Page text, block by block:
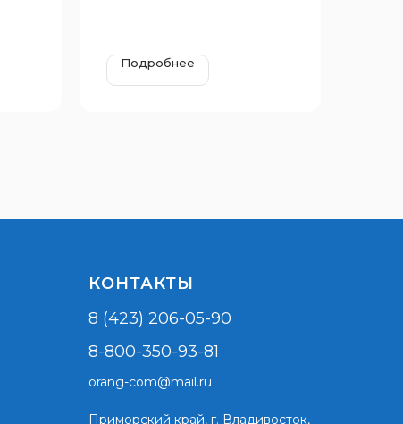
Подробнее
КОНТАКТЫ
8 (423) 206-05-90
8-800-350-93-81
orang-com@mail.ru
Приморский край, г. Владивосток,